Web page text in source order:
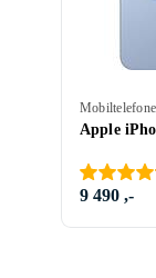
Apple
9 490 ,-